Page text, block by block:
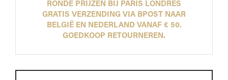
RONDE PRIJZEN BIJ PARIS LONDRES
GRATIS VERZENDING VIA BPOST NAAR
BELGIË EN NEDERLAND VANAF € 50.
GOEDKOOP RETOURNEREN.